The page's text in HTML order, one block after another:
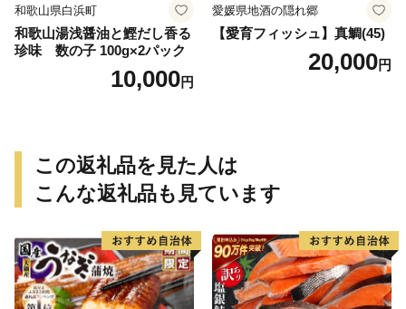
和歌山県白浜町
和歌山湯浅醤油と鰹だし香る
珍味 数の子 100g×2パック
10,000円
愛媛県地酒の隠れ郷
【愛育フィッシュ】真鯛(45)
20,000円
この返礼品を見た人は
こんな返礼品も見ています